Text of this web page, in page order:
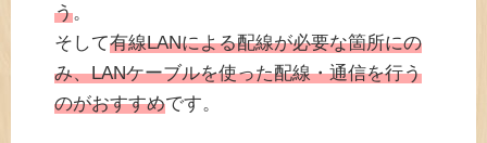
う。
そして有線LANによる配線が必要な箇所にの
み、LANケーブルを使った配線・通信を行う
のがおすすめです。